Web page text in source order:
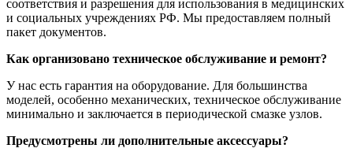
соответствия и разрешения для использования в медицинских
и социальных учреждениях РФ. Мы предоставляем полный
пакет документов.
Как организовано техническое обслуживание и ремонт?
У нас есть гарантия на оборудование. Для большинства
моделей, особенно механических, техническое обслуживание
минимально и заключается в периодической смазке узлов.
Предусмотрены ли дополнительные аксессуары?